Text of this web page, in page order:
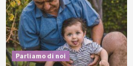
Parliamo di noi